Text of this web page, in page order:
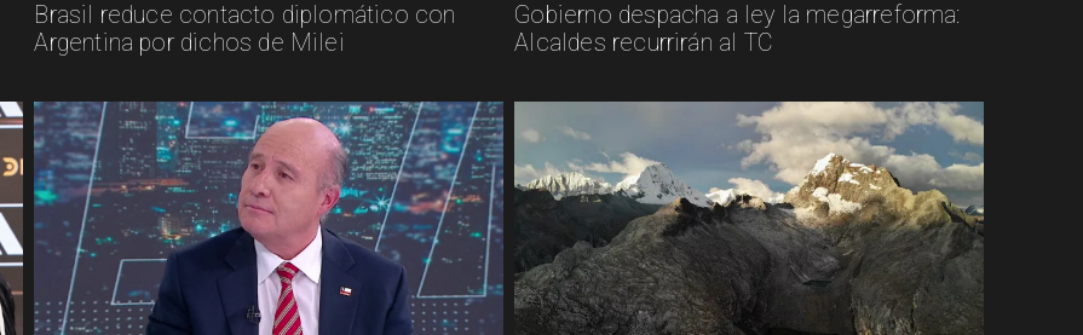
Brasil reduce contacto diplomático con
Argentina por dichos de Milei
Gobierno despacha a ley la megarreforma:
Alcaldes recurrirán al TC